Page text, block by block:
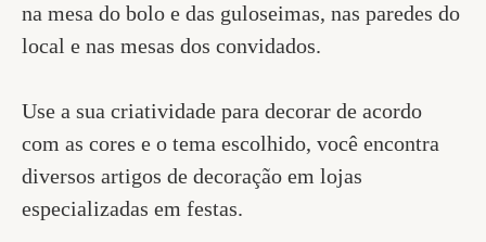
na mesa do bolo e das guloseimas, nas paredes do
local e nas mesas dos convidados.
Use a sua criatividade para decorar de acordo
com as cores e o tema escolhido, você encontra
diversos artigos de decoração em lojas
especializadas em festas.